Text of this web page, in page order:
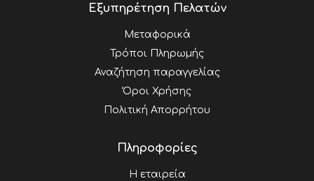
Εξυπηρέτηση Πελατών
Μεταφορικά
Τρόποι Πληρωμής
Αναζήτηση παραγγελίας
Όροι Χρήσης
Πολιτική Απορρήτου
Πληροφορίες
Η εταιρεία